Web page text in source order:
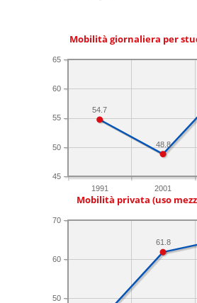
Mobilità giornaliera per
1991 2001
45
50
55
60
65
48.8
54.7
Mobilità privata (uso
50
60
70
61.8